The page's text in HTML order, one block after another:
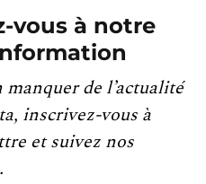
vous à notre
de l’actualité
inscrivez-vous à
et suivez nos